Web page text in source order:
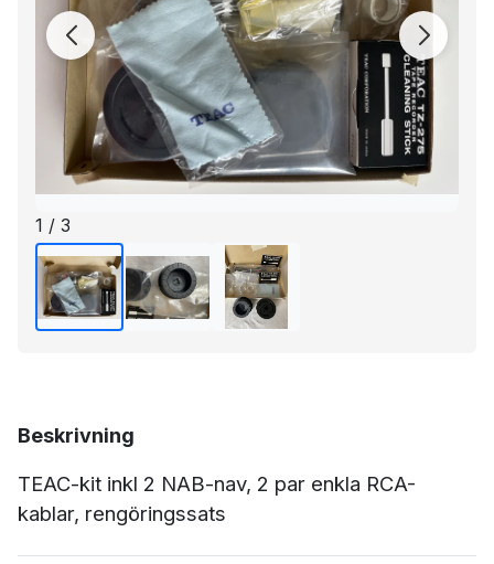
1 / 3
Beskrivning
TEAC-kit inkl 2 NAB-nav, 2 par enkla RCA-
kablar, rengöringssats